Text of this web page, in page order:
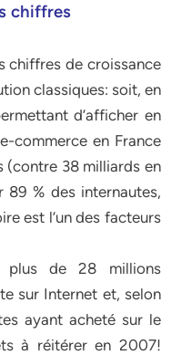
chiffres
chiffres de croissance
classiques: soit, en
d’afficher en
commerce en France
(contre 38 milliards en
89 % des internautes,
est l’un des facteurs
plus de 28 millions
sur Internet et, selon
ayant acheté sur le
à réitérer en 2007!